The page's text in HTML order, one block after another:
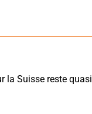
la Suisse reste quasi